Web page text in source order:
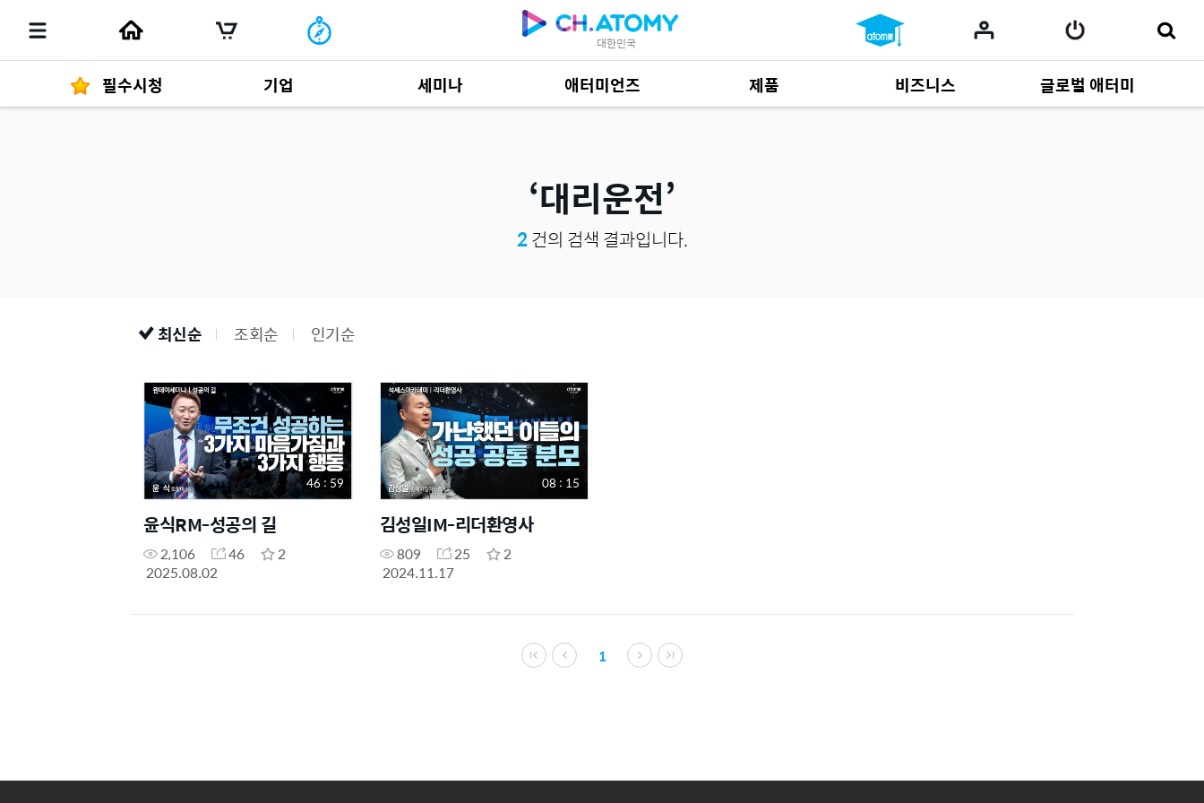
대한민국
필수시청 기업 세미나 애터미언즈 제품
제품 자료685
비즈니스
사업 자료165
글로벌 애터미
대리운전
2건의 검색 결과입니다.
최신순 조회순 인기순
46 : 59
윤식RM-성공의 길
2,106 46
2
2025.08.02
08 : 15
김성일IM-리더환영사
809 25
2
2024.11.17
1